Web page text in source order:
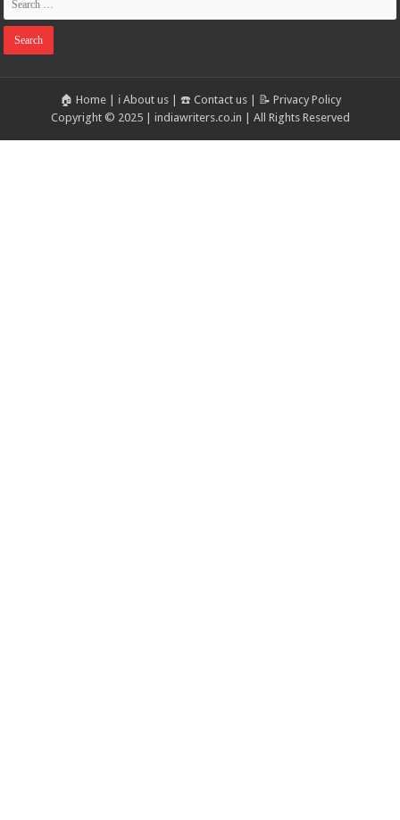
🏠 Home| ℹ️ About us| ☎️ Contact us| 📝 Privacy Policy
Copyright © 2025 | indiawriters.co.in | All Rights Reserved